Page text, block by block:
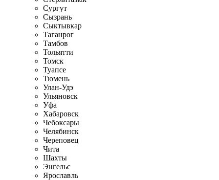
Сургут
Сызрань
Сыктывкар
Таганрог
Тамбов
Тольятти
Томск
Туапсе
Тюмень
Улан-Удэ
Ульяновск
Уфа
Хабаровск
Чебоксары
Челябинск
Череповец
Чита
Шахты
Энгельс
Ярославль